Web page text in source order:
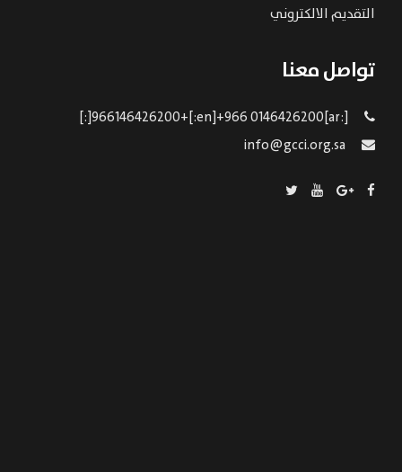
التقديم الالكتروني
تواصل معنا
[:ar]966146426200+[:en]+966 0146426200[:]